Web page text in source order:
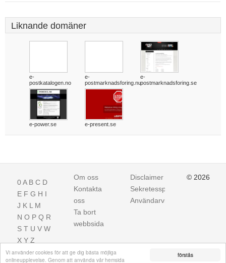
förstås
Vi använder cookies för att ge dig bästa möjliga
onlineupplevelse. Genom att använda vår hemsida
Liknande domäner
e-
postkatalogen.no
e-
postmarknadsforing.nu
e-
postmarknadsforing.se
e-power.se e-present.se
0A B C D
E F G H I
J K L M
N O P Q R
S T U V W
X Y Z
Om oss
Kontakta
oss
Ta bort
webbsida
Disclaimer
Sekretesspolicy
Användarvillkor
© 2026